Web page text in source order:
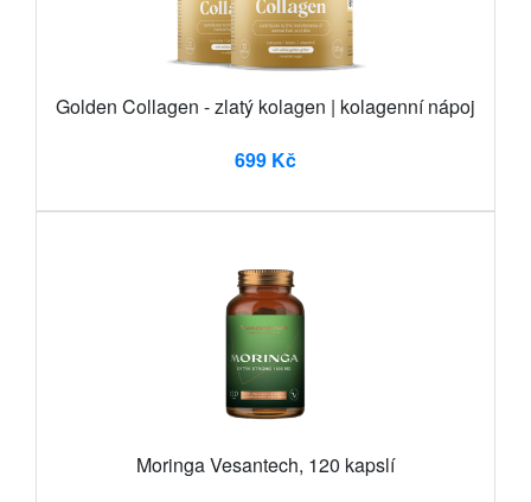
Golden Collagen - zlatý kolagen | kolagenní nápoj
699 Kč
Moringa Vesantech, 120 kapslí